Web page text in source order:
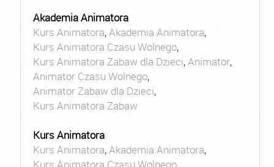
Akademia Animatora
Kurs Animatora,Akademia Animatora,
Kurs Animatora Czasu Wolnego,
Kurs Animatora Zabaw dla Dzieci,Animator,
Animator Czasu Wolnego,
Animator Zabaw dla Dzieci,
Kurs Animatora Zabaw
Kurs Animatora
Kurs Animatora,Akademia Animatora,